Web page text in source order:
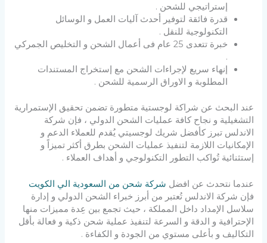
إستراتيجي للشحن .
قدرة فائقة لتوفير أحدث آليات العمل و الوسائل
التكنولوجية للنقل .
خبرة تتعدى 25 عام فى أعمال الشحن و التخليص الجمركي
.
إنهاء سريع لإجراءات الشحن مع إستخراج المستندات
المطلوبة و الاوراق الرسمية للشحن .
عند البحث عن شراكة لوجستية متطورة تضمن تحقيق الإستمرارية
التشغيلية و نجاح كافة عمليات الشحن الدولي ، فإن شركة
الاندلس تبرز كأفضل شريك لوجسيتي يُقدم للعملاء الدعم و
الإمكانيات اللازمة لتنفيذ عمليات الشحن بطرق أكثر تميزاً و
إستثنائية تُواكب التطور التكنولوجي و أهداف العملاء .
عندما نتحدث عن افضل شركة شحن من السعودية الي الكويت
فإن شركة الاندلس تُعتبر من أبرز خبراء الشحن الدولي و إدارة
سلاسل الإمداد داخل المملكة ، حيث تجمع بين عِدة مميزات منها
الإحترافية و الدقة و السرعة لتنفيذ عملية شحن ذكية و فعالة بأقل
التكاليف و بأعلى مستوي من الجودة و الكفاءة .